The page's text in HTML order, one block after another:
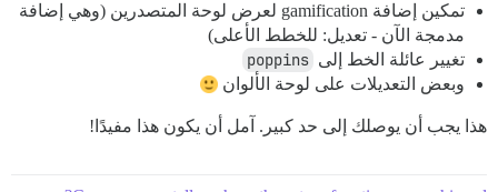
تمكين إضافة gamification لعرض لوحة المتصدرين (وهي إضافة
مدمجة الآن - تعديل: للخطط الأعلى)
تغيير عائلة الخط إلى poppins
وبعض التعديلات على لوحة الألوان
هذا يجب أن يوصلك إلى حد كبير. آمل أن يكون هذا مفيدًا!